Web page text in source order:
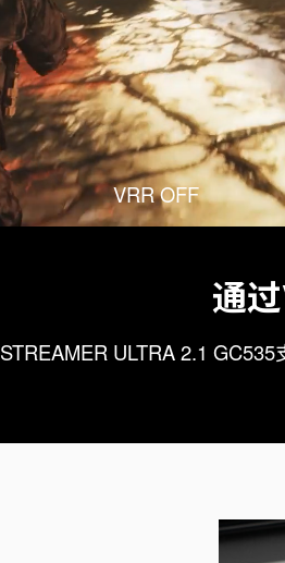
通
STREAMER ULTRA 2.1
VRR OFF